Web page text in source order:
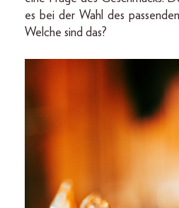
es bei der Wahl des
Welche sind das?